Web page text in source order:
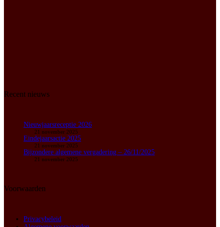
Recent nieuws
Nieuwjaarsreceptie 2026
21 november 2025
Eindejaarsactie 2025
21 november 2025
Bijzondere algemene vergadering – 26/11/2025
21 november 2025
Voorwaarden
Privacybeleid